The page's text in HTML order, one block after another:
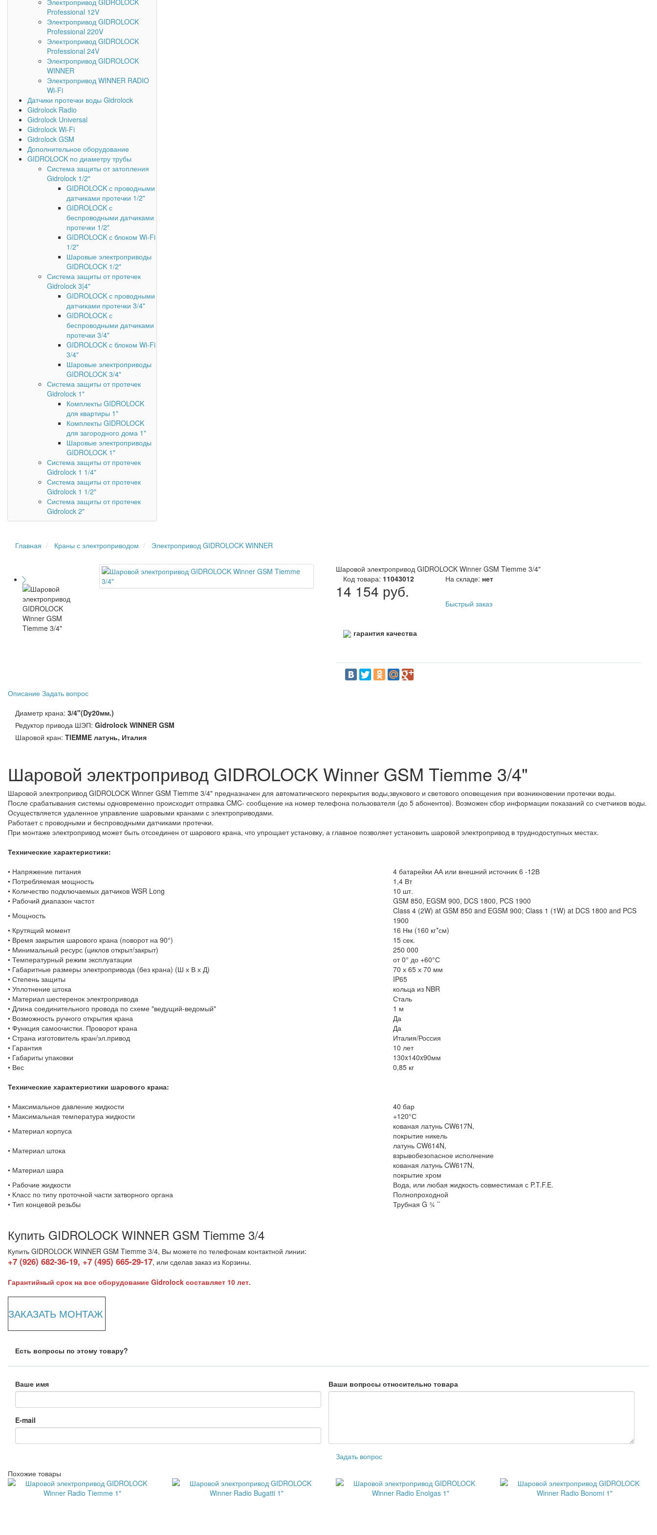
Электропривод GIDROLOCK
Professional 12V
Электропривод GIDROLOCK
Professional 220V
Электропривод GIDROLOCK
Professional 24V
Электропривод GIDROLOCK
WINNER
Электропривод WINNER RADIO
Wi-Fi
Датчики протечки воды Gidrolock
Gidrolock Radio
Gidrolock Universal
Gidrolock Wi-Fi
Gidrolock GSM
Дополнительное оборудование
GIDROLOCK по диаметру трубы
Система защиты от затопления
Gidrolock 1/2"
GIDROLOCK с проводными
датчиками протечки 1/2"
GIDROLOCK с
беспроводными датчиками
протечки 1/2"
GIDROLOCK с блоком Wi-Fi
1/2"
Шаровые электроприводы
GIDROLOCK 1/2"
Система защиты от протечек
Gidrolock 3|4"
GIDROLOCK с проводными
датчиками протечки 3/4"
GIDROLOCK с
беспроводными датчиками
протечки 3/4"
GIDROLOCK с блоком Wi-Fi
3/4"
Шаровые электроприводы
GIDROLOCK 3/4"
Система защиты от протечек
Gidrolock 1"
Комплекты GIDROLOCK
для квартиры 1"
Комплекты GIDROLOCK
для загородного дома 1"
Шаровые электроприводы
GIDROLOCK 1"
Система защиты от протечек
Gidrolock 1 1/4"
Система защиты от протечек
Gidrolock 1 1/2"
Система защиты от протечек
Gidrolock 2"
Главная Краны с электроприводом Электропривод GIDROLOCK WINNER
Шаровой электропривод GIDROLOCK Winner GSM Tiemme 3/4"
Код товара: 11043012 На складе: нет
14 154 руб.
Быстрый заказ
гарантия качества
Описание Задать вопрос
Диаметр крана: 3/4"(Dy20мм.)
Редуктор привода ШЭП: Gidrolock WINNER GSM
Шаровой кран: TIEMME латунь, Италия
Шаровой электропривод GIDROLOCK Winner GSM Tiemme 3/4"
Шаровой электропривод GIDROLOCK Winner GSM Tiemme 3/4" предназначен для автоматического перекрытия воды,звукового и светового оповещения при возникновении протечки воды.
После срабатывания системы одновременно происходит отправка CMC- сообщение на номер телефона пользователя (до 5 абонентов). Возможен сбор информации показаний со счетчиков воды.
Осуществляется удаленное управление шаровыми кранами с электроприводами.
Работает с проводными и беспроводными датчиками протечки.
При монтаже электропривод может быть отсоединен от шарового крана, что упрощает установку, а главное позволяет установить шаровой электропривод в труднодоступных местах.
Технические характеристики:
• Напряжение питания
4 батарейки АА или внешний источник 6 -12В
• Потребляемая мощность
1,4 Вт
• Количество подключаемых датчиков WSR Long
10 шт.
• Рабочий диапазон частот
GSM 850, EGSM 900, DCS 1800, PCS 1900
• Мощность
Class 4 (2W) at GSM 850 and EGSM 900; Class 1 (1W) at DCS 1800 and PCS
1900
• Крутящий момент
16 Нм (160 кг*см)
• Время закрытия шарового крана (поворот на 90°)
15 сек.
• Минимальный ресурс (циклов открыт/закрыт)
250 000
• Температурный режим эксплуатации
от 0° до +60°С
• Габаритные размеры электропривода (без крана) (Ш х В х Д)
70 х 65 х 70 мм
• Степень защиты
IP65
• Уплотнение штока
кольца из NBR
• Материал шестеренок электропривода
Сталь
• Длина соединительного провода по схеме "ведущий-ведомый"
1 м
• Возможность ручного открытия крана
Да
• Функция самоочистки. Проворот крана
Да
• Страна изготовитель кран/эл.привод
Италия/Россия
• Гарантия
10 лет
• Габариты упаковки
130x140x90мм
• Вес
0,85 кг
Технические характеристики шарового крана:
• Максимальное давление жидкости
40 бар
• Максимальная температура жидкости
+120°С
• Материал корпуса
кованая латунь CW617N,
покрытие никель
• Материал штока
латунь CW614N,
взрывобезопасное исполнение
• Материал шара
кованая латунь CW617N,
покрытие хром
• Рабочие жидкости
Вода, или любая жидкость совместимая с P.T.F.E.
• Класс по типу проточной части затворного органа
Полнопроходной
• Тип концевой резьбы
Трубная G ¾ ’’
Купить GIDROLOCK WINNER GSM Tiemme 3/4
Купить GIDROLOCK WINNER GSM Tiemme 3/4, Вы можете по телефонам контактной линии:
+7 (926) 682-36-19, +7 (495) 665-29-17, или сделав заказ из Корзины.
Гарантийный срок на все оборудование Gidrolock составляет 10 лет.
ЗАКАЗАТЬ МОНТАЖ
Есть вопросы по этому товару?
Ваше имя
E-mail
Ваши вопросы относительно товара
Задать вопрос
Похожие товары